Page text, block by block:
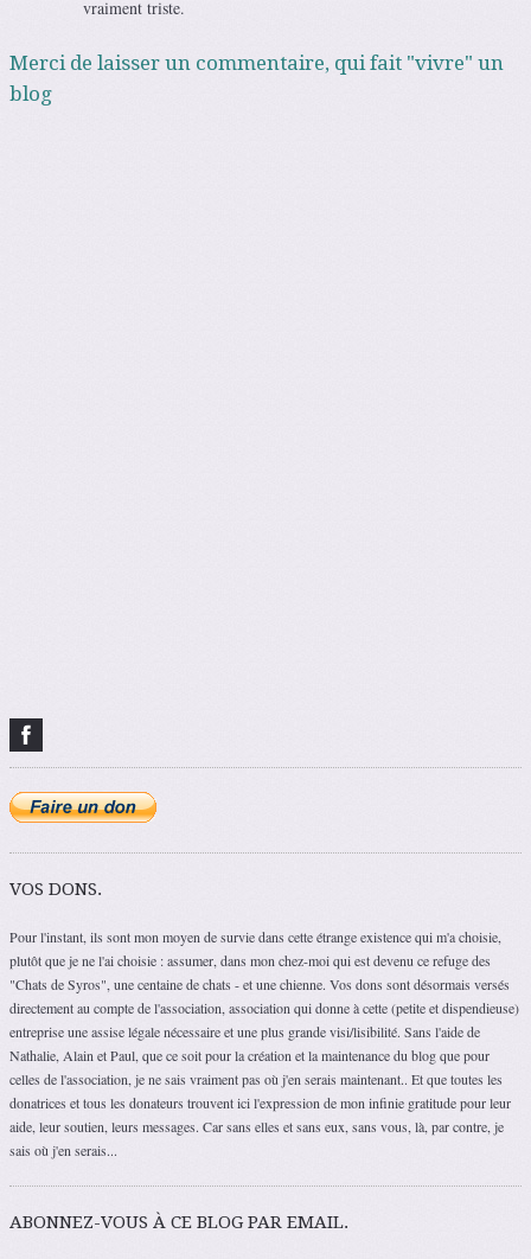
vraiment triste.
Merci de laisser un commentaire, qui fait "vivre" un
blog
VOS DONS.
Pour l'instant, ils sont mon moyen de survie dans cette étrange existence qui m'a choisie,
plutôt que je ne l'ai choisie : assumer, dans mon chez-moi qui est devenu ce refuge des
"Chats de Syros", une centaine de chats - et une chienne. Vos dons sont désormais versés
directement au compte de l'association, association qui donne à cette (petite et dispendieuse)
entreprise une assise légale nécessaire et une plus grande visi/lisibilité. Sans l'aide de
Nathalie, Alain et Paul, que ce soit pour la création et la maintenance du blog que pour
celles de l'association, je ne sais vraiment pas où j'en serais maintenant.. Et que toutes les
donatrices et tous les donateurs trouvent ici l'expression de mon infinie gratitude pour leur
aide, leur soutien, leurs messages. Car sans elles et sans eux, sans vous, là, par contre, je
sais où j'en serais...
ABONNEZ-VOUS À CE BLOG PAR EMAIL.